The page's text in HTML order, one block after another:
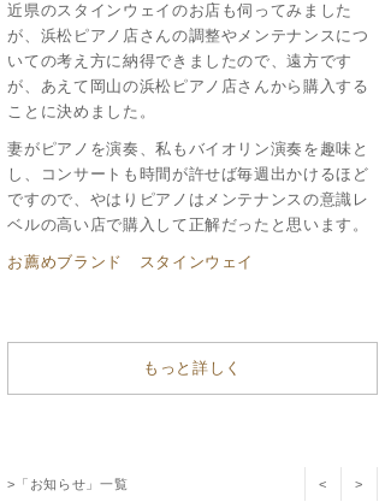
近県のスタインウェイのお店も伺ってみました
が、浜松ピアノ店さんの調整やメンテナンスにつ
いての考え方に納得できましたので、遠方です
が、あえて岡山の浜松ピアノ店さんから購入する
ことに決めました。
妻がピアノを演奏、私もバイオリン演奏を趣味と
し、コンサートも時間が許せば毎週出かけるほど
ですので、やはりピアノはメンテナンスの意識レ
ベルの高い店で購入して正解だったと思います。
お薦めブランド スタインウェイ
もっと詳しく
>「お知らせ」一覧 < >